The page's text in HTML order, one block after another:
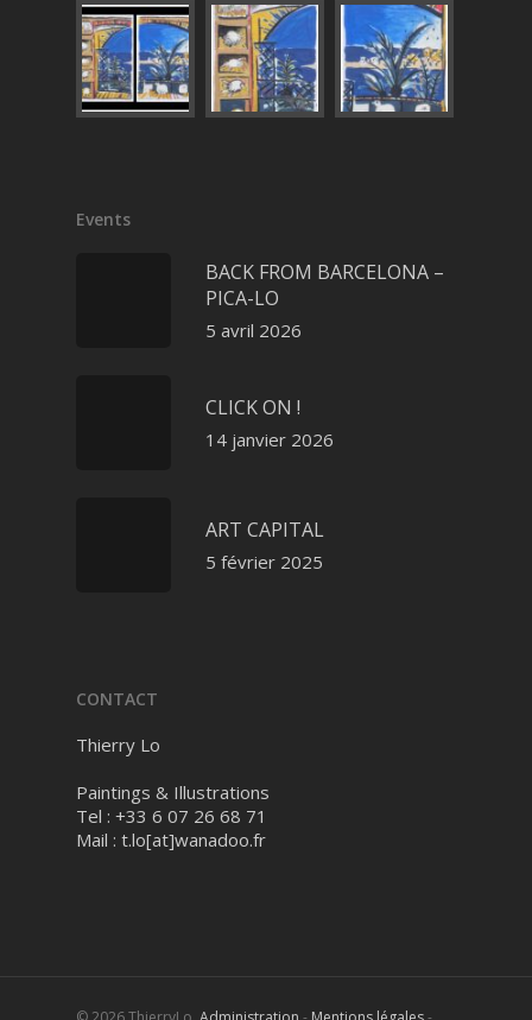
Events
BACK FROM BARCELONA –
PICA-LO
5 avril 2026
CLICK ON !
14 janvier 2026
ART CAPITAL
5 février 2025
CONTACT
Thierry Lo
Paintings & Illustrations
Tel : +33 6 07 26 68 71
Mail : t.lo[at]wanadoo.fr